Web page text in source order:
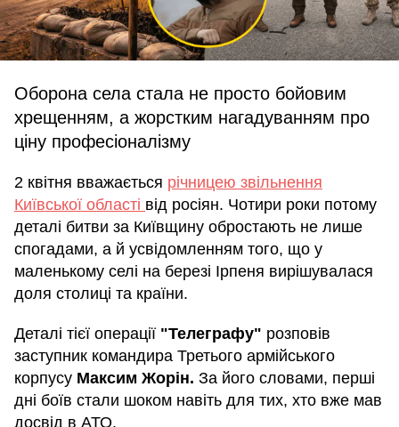
Оборона села стала не просто бойовим
хрещенням, а жорстким нагадуванням про
ціну професіоналізму
2 квітня вважається річницею звільнення
Київської області від росіян. Чотири роки потому
деталі битви за Київщину обростають не лише
спогадами, а й усвідомленням того, що у
маленькому селі на березі Ірпеня вирішувалася
доля столиці та країни.
Деталі тієї операції "Телеграфу" розповів
заступник командира Третього армійського
корпусу Максим Жорін. За його словами, перші
дні боїв стали шоком навіть для тих, хто вже мав
досвід в АТО.